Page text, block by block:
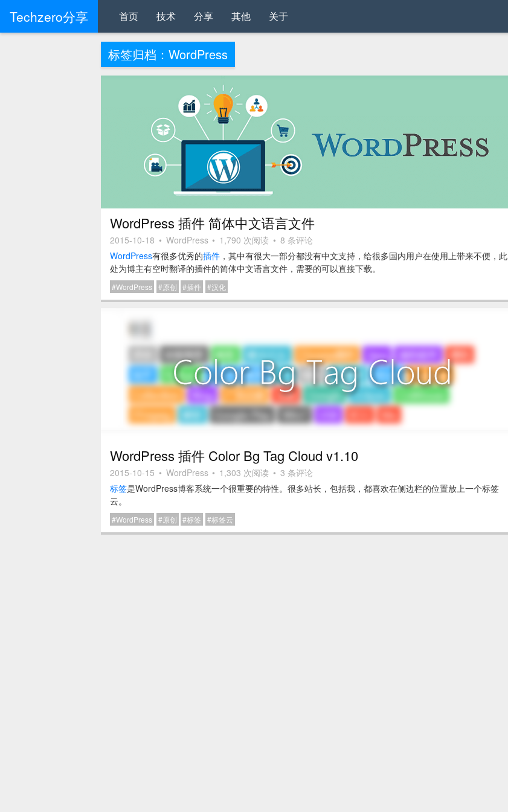
Techzero分享 首页 技术 分享 其他 关于
标签归档： WordPress
WordPress 插件 简体中文语言文件
2015-10-18 • WordPress • 1,790 次阅读 • 8 条评论
WordPress有很多优秀的插件 ，其中有很大一部分都没有中文支持，给很多国内用户在使用上带来不便，此
处为博主有空时翻译的插件的简体中文语言文件，需要的可以直接下载。
WordPress 原创 插件 汉化
WordPress 插件 Color Bg Tag Cloud v1.10
2015-10-15 • WordPress • 1,303 次阅读 • 3 条评论
标签是WordPress博客系统一个很重要的特性。很多站长，包括我，都喜欢在侧边栏的位置放上一个标签
云。
WordPress 原创 标签 标签云